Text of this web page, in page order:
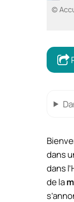
©
dans
dans
de la